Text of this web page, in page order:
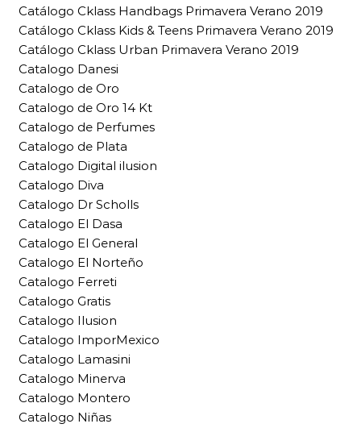
Catálogo Cklass Handbags Primavera Verano 2019
Catálogo Cklass Kids & Teens Primavera Verano 2019
Catálogo Cklass Urban Primavera Verano 2019
Catalogo Danesi
Catalogo de Oro
Catalogo de Oro 14 Kt
Catalogo de Perfumes
Catalogo de Plata
Catalogo Digital ilusion
Catalogo Diva
Catalogo Dr Scholls
Catalogo El Dasa
Catalogo El General
Catalogo El Norteño
Catalogo Ferreti
Catalogo Gratis
Catalogo Ilusion
Catalogo ImporMexico
Catalogo Lamasini
Catalogo Minerva
Catalogo Montero
Catalogo Niñas